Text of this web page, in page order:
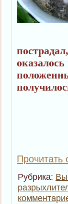
Прочитать
Рубрика: